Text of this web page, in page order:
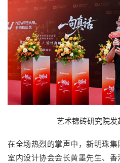
艺术锦砖研究院发
在全场热烈的掌声中，新明珠
室内设计协会会长黄墨先生、